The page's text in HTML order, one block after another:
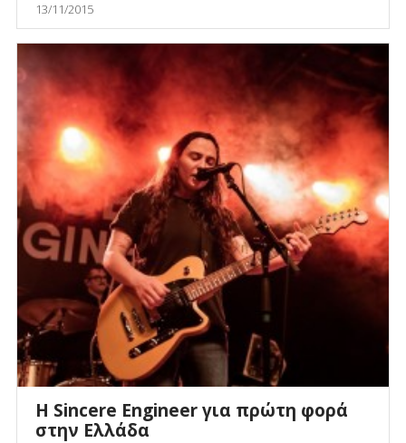
13/11/2015
Η Sincere Engineer για πρώτη φορά
στην Ελλάδα